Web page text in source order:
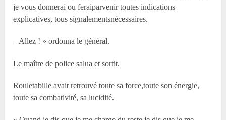
je vous donnerai ou feraiparvenir toutes indications
explicatives, tous signalementsnécessaires.
– Allez ! » ordonna le général.
Le maître de police salua et sortit.
Rouletabille avait retrouvé toute sa force,toute son énergie,
toute sa combativité, sa lucidité.